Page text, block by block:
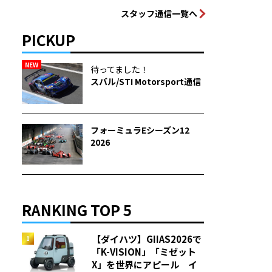
スタッフ通信一覧へ
PICKUP
NEW
待ってました！
スバル/STI Motorsport通信
フォーミュラEシーズン12
2026
RANKING TOP 5
【ダイハツ】GIIAS2026で
「K-VISION」「ミゼット
X」を世界にアピール イ